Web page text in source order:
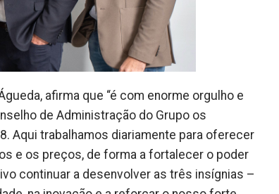
afirma que “é com enorme orgulho e
de Administração do Grupo os
Aqui trabalhamos diariamente para oferecer
e os preços, de forma a fortalecer o poder
continuar a desenvolver as três insígnias –